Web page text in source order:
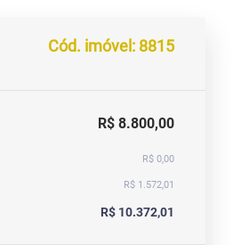
Cód. imóvel: 8815
R$ 8.800,00
R$ 0,00
R$ 1.572,01
R$ 10.372,01